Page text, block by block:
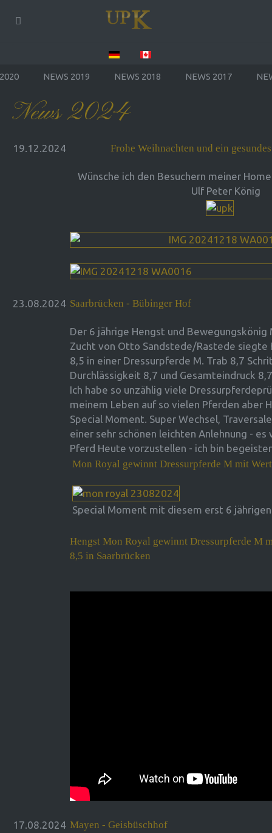
NEWS 2019 NEWS 2018 NEWS 2017
News 2024
19.12.2024 Frohe Weihnachten und ein
Wünsche ich den Besuchern meiner
Ulf Peter König
23.08.2024 Saarbrücken - Bübinger Hof
Der 6 jährige Hengst und Bewegungskönig
Zucht von Otto Sandstede/Rastede
8,5 in einer Dressurpferde M. Trab 8,7
Durchlässigkeit 8,7 und Gesamteindruck
Ich habe so unzählig viele
meinem Leben auf so vielen Pferden aber
Special Moment. Super Wechsel,
einer sehr schönen leichten Anlehnung - es
Pferd Heute vorzustellen - ich bin
Mon Royal gewinnt Dressurpferde M mit
Special Moment mit diesem erst 6
Hengst Mon Royal gewinnt Dressurpferde M
8,5 in Saarbrücken
17.08.2024 Mayen - Geisbüschhof